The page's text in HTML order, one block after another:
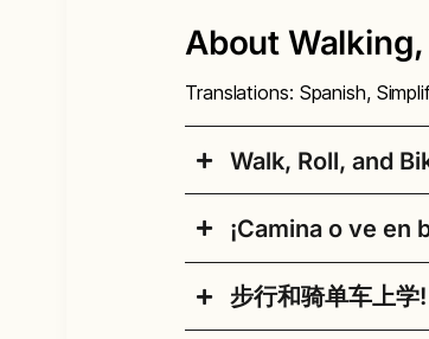
About
Translations: Spanish,
Walk, Roll, and
WhyWalking and
congestion and
students who walk and
¡Camina o ve en
[Spanish]
步行和骑单车上学!